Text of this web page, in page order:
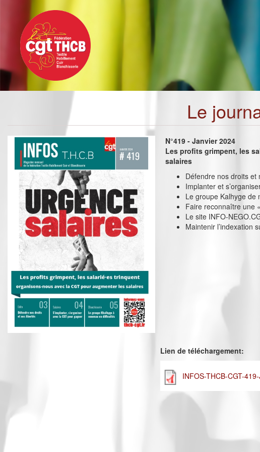
contenu
principal
Le
N°419 - Janvier 2024
Les profits grimpent, les
salaires
Défendre nos droits et
Implanter et
Le groupe Kalhyge de
Faire reconnaître une
Le site INFO-
Maintenir l’indexation
Lien de téléchargement:
INFOS-THCB-CGT-